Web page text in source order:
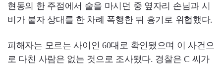
현동의 한 주점에서 술을 마시던 중 옆자리 손님과 시
비가 붙자 상대를 한 차례 폭행한 뒤 흉기로 위협했다.
피해자는 모르는 사이인 60대로 확인됐으며 이 사건으
로 다친 사람은 없는 것으로 조사됐다. 경찰은 C 씨가